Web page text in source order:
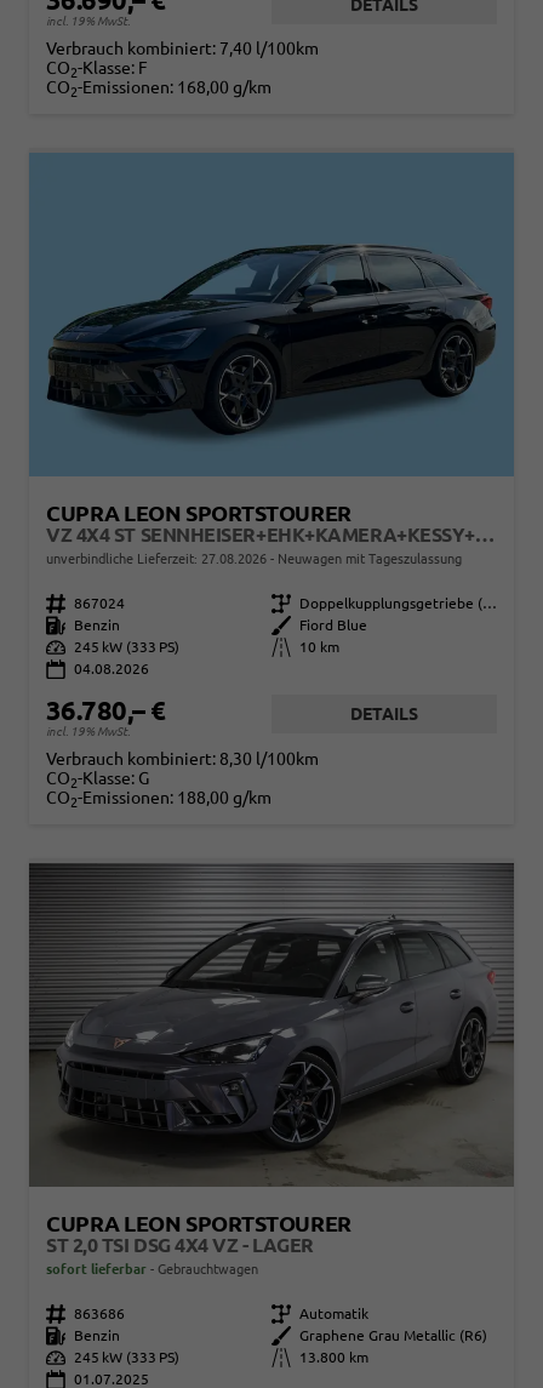
incl. 19% MwSt.
DETAILS
Verbrauch kombiniert: 7,40 l/100km
CO2-Klasse: F
CO2-Emissionen: 168,00 g/km
CUPRA LEON SPORTSTOURER
VZ 4X4 ST SENNHEISER+EHK+KAMERA+KESSY+MEMORY+ACC+19" ALU+LED
unverbindliche Lieferzeit: 27.08.2026 Neuwagen mit Tageszulassung
Fahrzeugnr. 867024 Getriebe
Doppelkupplungsgetriebe (DSG)
Kraftstoff
Benzin Außenfarbe
Fiord Blue
Leistung
245 kW (333 PS) Kilometerstand
10 km
04.08.2026
36.780,– €
incl. 19% MwSt.
DETAILS
Verbrauch kombiniert: 8,30 l/100km
CO2-Klasse: G
CO2-Emissionen: 188,00 g/km
CUPRA LEON SPORTSTOURER
ST 2,0 TSI DSG 4X4 VZ - LAGER
sofort lieferbar Gebrauchtwagen
Fahrzeugnr. 863686 Getriebe Automatik
Kraftstoff
Benzin Außenfarbe
Graphene Grau Metallic (R6)
Leistung
245 kW (333 PS) Kilometerstand
13.800 km
01.07.2025